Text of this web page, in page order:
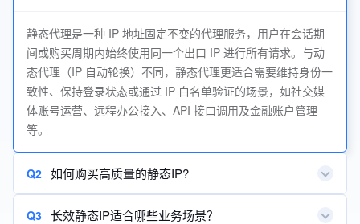
静态代理是一种 IP 地址固定不变的代理服务，用户在会话期
间或购买周期内始终使用同一个出口 IP 进行所有请求。与动
态代理（IP 自动轮换）不同，静态代理更适合需要维持身份一
致性、保持登录状态或通过 IP 白名单验证的场景，如社交媒
体账号运营、远程办公接入、API 接口调用及金融账户管理
等。
Q2 如何购买高质量的静态IP?
Q3 长效静态IP适合哪些业务场景？